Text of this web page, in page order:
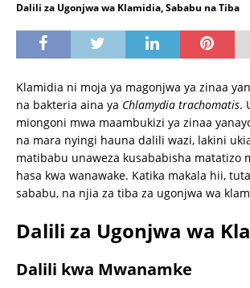
Dalili za Ugonjwa wa Klamidia, Sababu na Tiba
Klamidia ni moja ya magonjwa ya zinaa
na bakteria aina ya Chlamydia trachomatis.
miongoni mwa maambukizi ya zinaa
na mara nyingi hauna dalili wazi, lakini
matibabu unaweza kusababisha matatizo
hasa kwa wanawake. Katika makala hii,
sababu, na njia za tiba za ugonjwa wa
Dalili za Ugonjwa wa
Dalili kwa Mwanamke